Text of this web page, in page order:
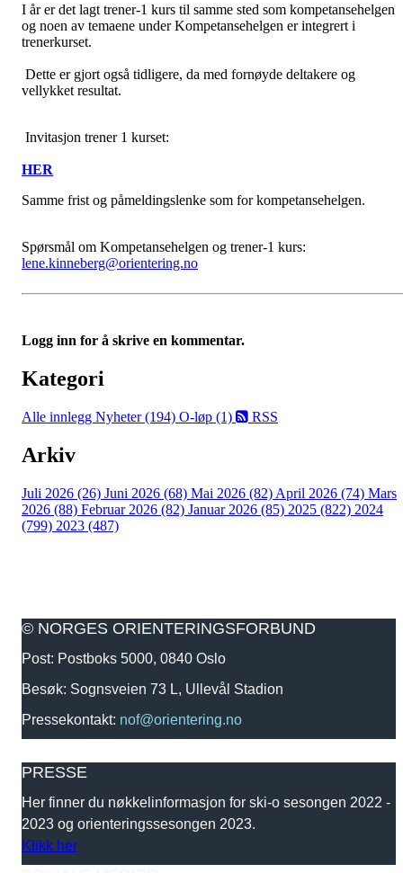
I år er det lagt trener-1 kurs til samme sted som kompetansehelgen
og noen av temaene under Kompetansehelgen er integrert i
trenerkurset.
Dette er gjort også tidligere, da med fornøyde deltakere og
vellykket resultat.
Invitasjon trener 1 kurset:
HER
Samme frist og påmeldingslenke som for kompetansehelgen.
Spørsmål om Kompetansehelgen og trener-1 kurs:
lene.kinneberg@orientering.no
Logg inn for å skrive en kommentar.
Kategori
Alle innlegg Nyheter (194) O-løp (1) RSS
Arkiv
Juli 2026 (26) Juni 2026 (68) Mai 2026 (82) April 2026 (74) Mars
2026 (88) Februar 2026 (82) Januar 2026 (85) 2025 (822) 2024
(799) 2023 (487)
© NORGES ORIENTERINGSFORBUND
Post: Postboks 5000, 0840 Oslo
Besøk: Sognsveien 73 L, Ullevål Stadion
Pressekontakt: nof@orientering.no
PRESSE
Her finner du nøkkelinformasjon for ski-o sesongen 2022 -
2023 og orienteringssesongen 2023.
Klikk her